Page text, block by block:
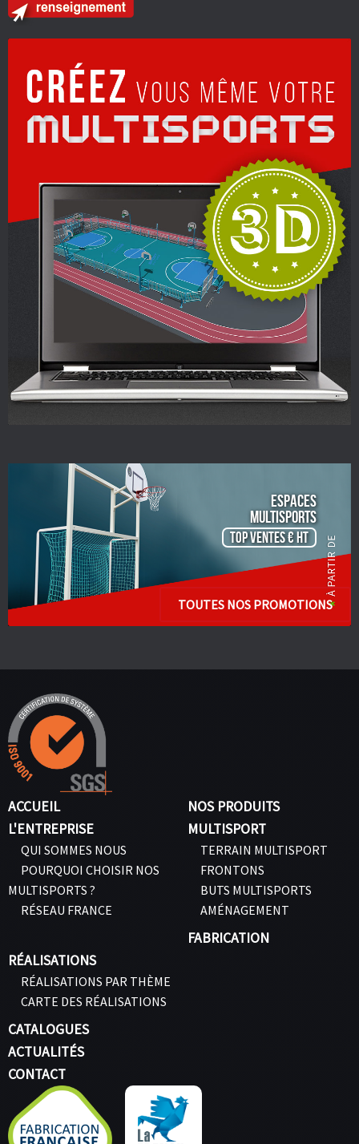
ESPACES
Multisports
TOP VENTES € HT
TOUTES NOS PROMOTIONS
ACCUEIL
L'ENTREPRISE
QUI SOMMES NOUS
POURQUOI CHOISIR NOS
MULTISPORTS ?
RÉSEAU FRANCE
NOS PRODUITS
MULTISPORT
TERRAIN MULTISPORT
FRONTONS
BUTS MULTISPORTS
AMÉNAGEMENT
FABRICATION
RÉALISATIONS
RÉALISATIONS PAR THÈME
CARTE DES RÉALISATIONS
CATALOGUES
ACTUALITÉS
CONTACT